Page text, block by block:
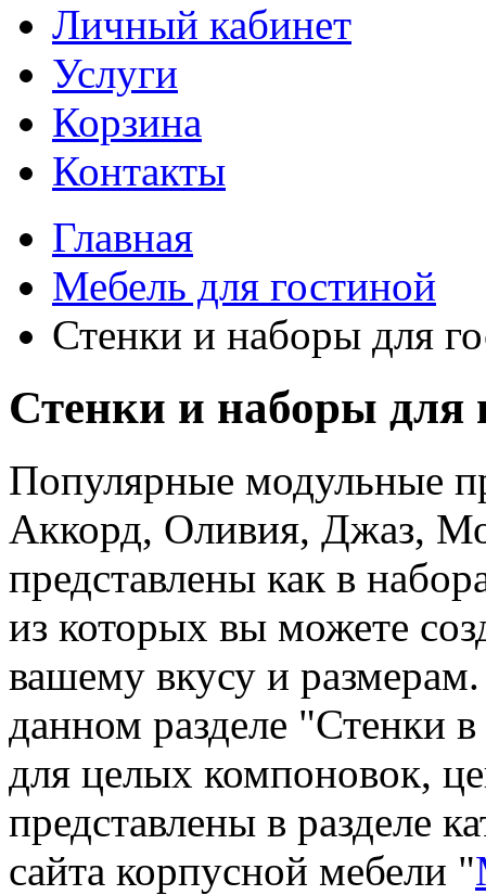
Личный кабинет
Услуги
Корзина
Контакты
Главная
Мебель для гостиной
Стенки и наборы для
Стенки и наборы для
Популярные модульные
Аккорд, Оливия, Джаз,
представлены как в
из которых вы можете
вашему вкусу и
данном разделе "Стенки
для целых компоновок,
представлены в разделе
сайта корпусной мебели "